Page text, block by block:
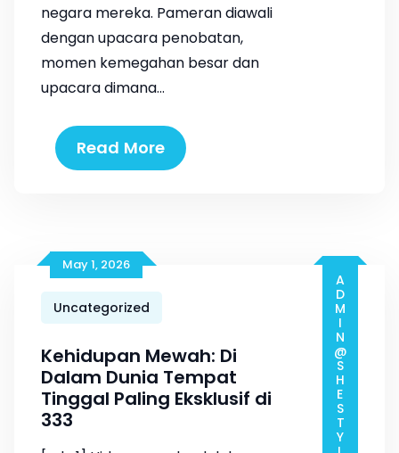
negara mereka. Pameran diawali
dengan upacara penobatan,
momen kemegahan besar dan
upacara dimana…
Read More
May 1, 2026
Uncategorized
Kehidupan Mewah: Di
Dalam Dunia Tempat
Tinggal Paling Eksklusif di
333